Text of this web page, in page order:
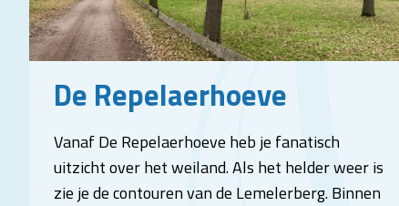
De Repelaerhoeve
Vanaf De Repelaerhoeve heb je fanatisch
uitzicht over het weiland. Als het helder weer is
zie je de contouren van de Lemelerberg. Binnen